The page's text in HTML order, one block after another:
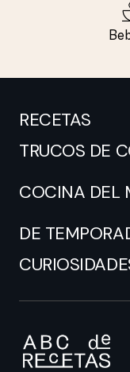
RECETAS
TRUCOS DE
COCINA DEL
DE